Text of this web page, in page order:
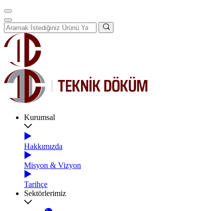
Kurumsal
Hakkımızda
Misyon & Vizyon
Tarihçe
Sektörlerimiz